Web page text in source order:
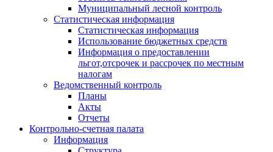
Муниципальный лесной контроль
Статистическая информация
Статистическая информация
Использование бюджетных средств
Информация о предоставлении
льгот,отсрочек и рассрочек по местным
налогам
Ведомственный контроль
Планы
Акты
Отчеты
Контрольно-счетная палата
Информация